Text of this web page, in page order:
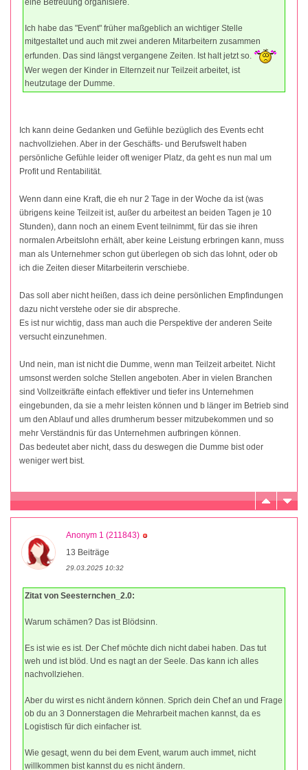
Ich habe das "Event" früher maßgeblich an wichtiger Stelle
mitgestaltet und auch mit zwei anderen Mitarbeitern zusammen
erfunden. Das sind längst vergangene Zeiten. Ist halt jetzt so.
Wer wegen der Kinder in Elternzeit nur Teilzeit arbeitet, ist
heutzutage der Dumme.
Ich kann deine Gedanken und Gefühle bezüglich des Events echt
nachvollziehen. Aber in der Geschäfts- und Berufswelt haben
persönliche Gefühle leider oft weniger Platz, da geht es nun mal um
Profit und Rentabilität.
Wenn dann eine Kraft, die eh nur 2 Tage in der Woche da ist (was
übrigens keine Teilzeit ist, außer du arbeitest an beiden Tagen je 10
Stunden), dann noch an einem Event teilnimmt, für das sie ihren
normalen Arbeitslohn erhält, aber keine Leistung erbringen kann, muss
man als Unternehmer schon gut überlegen ob sich das lohnt, oder ob
ich die Zeiten dieser Mitarbeiterin verschiebe.
Das soll aber nicht heißen, dass ich deine persönlichen Empfindungen
dazu nicht verstehe oder sie dir abspreche.
Es ist nur wichtig, dass man auch die Perspektive der anderen Seite
versucht einzunehmen.
Und nein, man ist nicht die Dumme, wenn man Teilzeit arbeitet. Nicht
umsonst werden solche Stellen angeboten. Aber in vielen Branchen
sind Vollzeitkräfte einfach effektiver und tiefer ins Unternehmen
eingebunden, da sie a mehr leisten können und b länger im Betrieb sind
um den Ablauf und alles drumherum besser mitzubekommen und so
mehr Verständnis für das Unternehmen aufbringen können.
Das bedeutet aber nicht, dass du deswegen die Dumme bist oder
weniger wert bist.
Anonym 1 (211843)
13 Beiträge
29.03.2025 10:32
Zitat von Seesternchen_2.0:
Warum schämen? Das ist Blödsinn.
Es ist wie es ist. Der Chef möchte dich nicht dabei haben. Das tut
weh und ist blöd. Und es nagt an der Seele. Das kann ich alles
nachvollziehen.
Aber du wirst es nicht ändern können. Sprich dein Chef an und Frage
ob du an 3 Donnerstagen die Mehrarbeit machen kannst, da es
Logistisch für dich einfacher ist.
Wie gesagt, wenn du bei dem Event, warum auch immet, nicht
willkommen bist kannst du es nicht ändern.